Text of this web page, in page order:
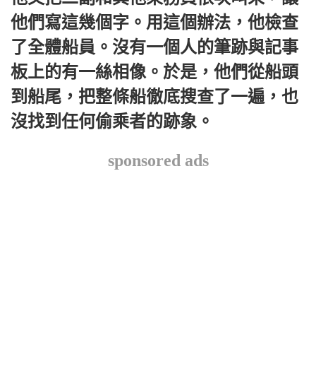
他們寫這幾個字。用這個辦法，他檢查
了全體船員。沒有一個人的筆跡與記事
板上的有一絲相像。於是，他們從船頭
到船尾，把整條船徹底搜查了一遍，也
沒找到任何偷乘者的跡象。
sponsored ads